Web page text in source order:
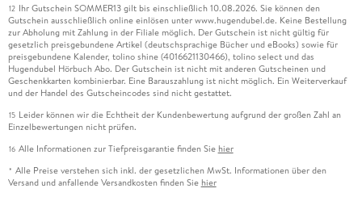
12 Ihr Gutschein SOMMER13 gilt bis einschließlich 10.08.2026. Sie können den
Gutschein ausschließlich online einlösen unter www.hugendubel.de. Keine Bestellung
zur Abholung mit Zahlung in der Filiale möglich. Der Gutschein ist nicht gültig für
gesetzlich preisgebundene Artikel (deutschsprachige Bücher und eBooks) sowie für
preisgebundene Kalender, tolino shine (4016621130466), tolino select und das
Hugendubel Hörbuch Abo. Der Gutschein ist nicht mit anderen Gutscheinen und
Geschenkkarten kombinierbar. Eine Barauszahlung ist nicht möglich. Ein Weiterverkauf
und der Handel des Gutscheincodes sind nicht gestattet.
15 Leider können wir die Echtheit der Kundenbewertung aufgrund der großen Zahl an
Einzelbewertungen nicht prüfen.
16 Alle Informationen zur Tiefpreisgarantie finden Sie hier
* Alle Preise verstehen sich inkl. der gesetzlichen MwSt. Informationen über den
Versand und anfallende Versandkosten finden Sie hier